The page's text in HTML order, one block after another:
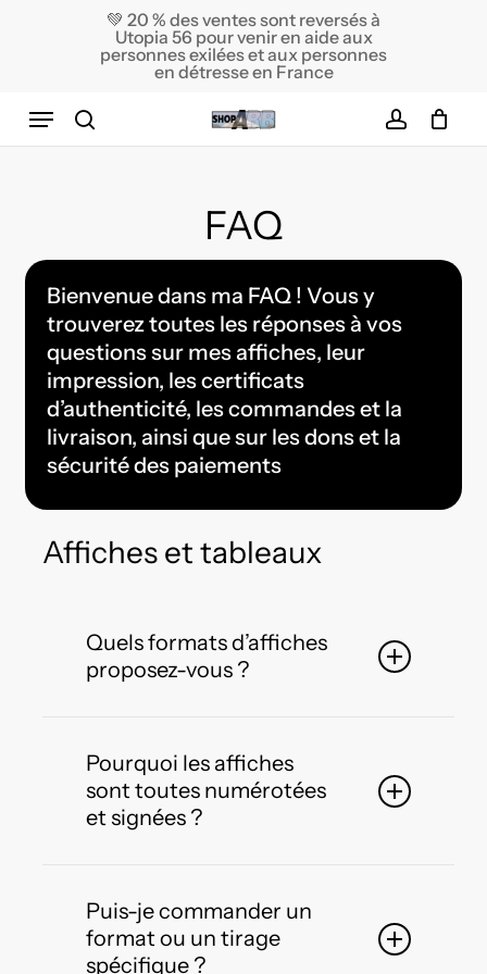
💚 20 % des ventes sont reversés à
Utopia 56 pour venir en aide aux
personnes exilées et aux personnes
en détresse en France
search account
Menu
Cart
FAQ
Bienvenue dans ma FAQ ! Vous y
trouverez toutes les réponses à vos
questions sur mes affiches, leur
impression, les certificats
d’authenticité, les commandes et la
livraison, ainsi que sur les dons et la
sécurité des paiements
Affiches et tableaux
Quels formats d’affiches
proposez-vous ?
que je choisis en fonction de mes séries :
A4 – 21 x 29,7 cm
40 x 50 cm
Pourquoi les affiches
sont toutes numérotées
et signées ?
signées, car c’estune obligation légale
pour les artistes-auteurs
qu’artiste-auteur bénéficiant du statut
Puis-je commander un
format ou un tirage
spécifique ?